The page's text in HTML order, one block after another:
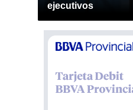
ejecutivos